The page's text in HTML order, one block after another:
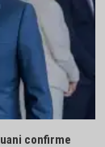
confirme